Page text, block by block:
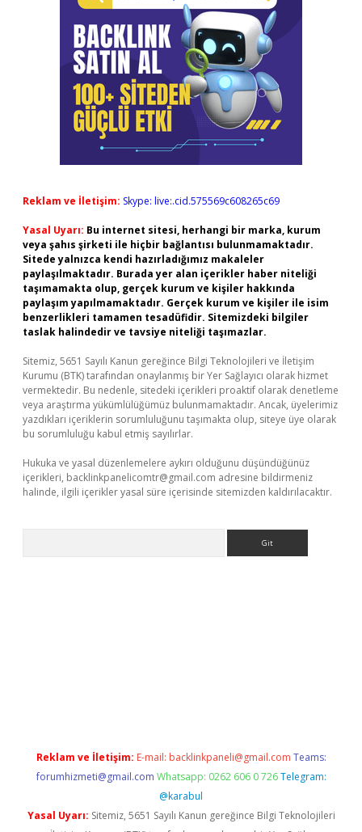
Reklam ve İletişim: Skype: live:.cid.575569c608265c69
Yasal Uyarı: Bu internet sitesi, herhangi bir marka, kurum
veya şahıs şirketi ile hiçbir bağlantısı bulunmamaktadır.
Sitede yalnızca kendi hazırladığımız makaleler
paylaşılmaktadır. Burada yer alan içerikler haber niteliği
taşımamakta olup, gerçek kurum ve kişiler hakkında
paylaşım yapılmamaktadır. Gerçek kurum ve kişiler ile isim
benzerlikleri tamamen tesadüfidir. Sitemizdeki bilgiler
taslak halindedir ve tavsiye niteliği taşımazlar.
Sitemiz, 5651 Sayılı Kanun gereğince Bilgi Teknolojileri ve İletişim
Kurumu (BTK) tarafından onaylanmış bir Yer Sağlayıcı olarak hizmet
vermektedir. Bu nedenle, sitedeki içerikleri proaktif olarak denetleme
veya araştırma yükümlülüğümüz bulunmamaktadır. Ancak, üyelerimiz
yazdıkları içeriklerin sorumluluğunu taşımakta olup, siteye üye olarak
bu sorumluluğu kabul etmiş sayılırlar.
Hukuka ve yasal düzenlemelere aykırı olduğunu düşündüğünüz
içerikleri, backlinkpanelicomtr@gmail.com adresine bildirmeniz
halinde, ilgili içerikler yasal süre içerisinde sitemizden kaldırılacaktır.
Reklam ve İletişim: E-mail: backlinkpaneli@gmail.com Teams:
forumhizmeti@gmail.com Whatsapp: 0262 606 0 726 Telegram:
@karabul
Yasal Uyarı: Sitemiz, 5651 Sayılı Kanun gereğince Bilgi Teknolojileri